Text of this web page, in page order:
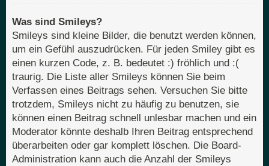
Was sind Smileys?
Smileys sind kleine Bilder, die benutzt werden können,
um ein Gefühl auszudrücken. Für jeden Smiley gibt es
einen kurzen Code, z. B. bedeutet :) fröhlich und :(
traurig. Die Liste aller Smileys können Sie beim
Verfassen eines Beitrags sehen. Versuchen Sie bitte
trotzdem, Smileys nicht zu häufig zu benutzen, sie
können einen Beitrag schnell unlesbar machen und ein
Moderator könnte deshalb Ihren Beitrag entsprechend
überarbeiten oder gar komplett löschen. Die Board-
Administration kann auch die Anzahl der Smileys